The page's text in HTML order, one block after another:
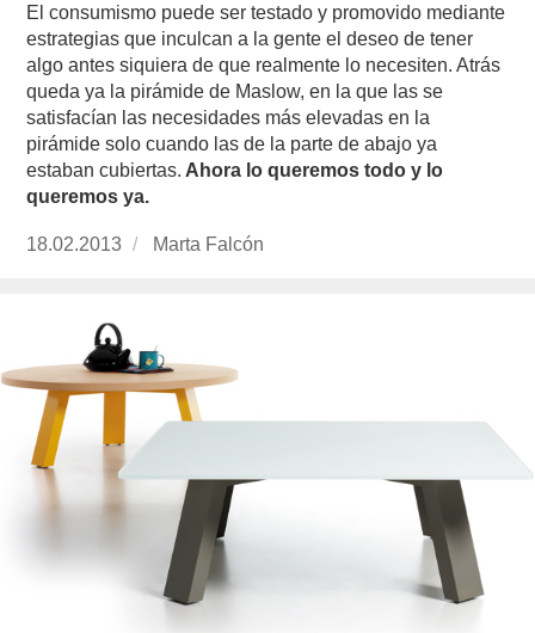
El consumismo puede ser testado y promovido mediante
estrategias que inculcan a la gente el deseo de tener
algo antes siquiera de que realmente lo necesiten. Atrás
queda ya la pirámide de Maslow, en la que las se
satisfacían las necesidades más elevadas en la
pirámide solo cuando las de la parte de abajo ya
estaban cubiertas. Ahora lo queremos todo y lo
queremos ya.
Publicado
18.02.2013 https://www.experimenta.es/author/
Marta Falcón